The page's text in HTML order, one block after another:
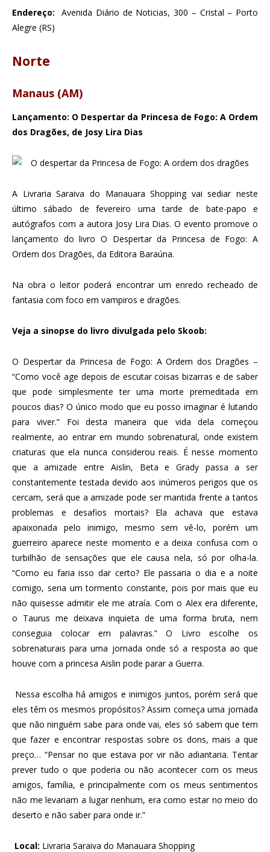
Endereço: Avenida Diário de Noticias, 300 – Cristal – Porto
Alegre (RS)
Norte
Manaus (AM)
Lançamento: O Despertar da Princesa de Fogo: A Ordem
dos Dragões, de Josy Lira Dias
A Livraria Saraiva do Manauara Shopping vai sediar neste
último sábado de fevereiro uma tarde de bate-papo e
autógrafos com a autora Josy Lira Dias. O evento promove o
lançamento do livro O Despertar da Princesa de Fogo: A
Ordem dos Dragões, da Editora Baraúna.
Na obra o leitor poderá encontrar um enredo recheado de
fantasia com foco em vampiros e dragões.
Veja a sinopse do livro divulgada pelo Skoob:
O Despertar da Princesa de Fogo: A Ordem dos Dragões –
“Como você age depois de escutar coisas bizarras e de saber
que pode simplesmente ter uma morte premeditada em
poucos dias? O único modo que eu posso imaginar é lutando
para viver.” Foi desta maneira que vida dela começou
realmente, ao entrar em mundo sobrenatural, onde existem
criaturas que ela nunca considerou reais. É nesse momento
que a amizade entre Aislin, Beta e Grady passa a ser
constantemente testada devido aos inúmeros perigos que os
cercam, será que a amizade pode ser mantida frente a tantos
problemas e desafios mortais? Ela achava que estava
apaixonada pelo inimigo, mesmo sem vê-lo, porém um
guerreiro aparece neste momento e a deixa confusa com o
turbilhão de sensações que ele causa nela, só por olha-la.
“Como eu faria isso dar certo? Ele passaria o dia e a noite
comigo, seria um tormento constante, pois por mais que eu
não quisesse admitir ele me atraía. Com o Alex era diferente,
o Taurus me deixava inquieta de uma forma bruta, nem
conseguia colocar em palavras.” O Livro escolhe os
sobrenaturais para uma jornada onde só a resposta ao que
houve com a princesa Aislin pode parar a Guerra.
Nessa escolha há amigos e inimigos juntos, porém será que
eles têm os mesmos propósitos? Assim começa uma jornada
que não ninguém sabe para onde vai, eles só sabem que tem
que fazer e encontrar respostas sobre os dons, mais a que
preço… “Pensar no que estava por vir não adiantaria. Tentar
prever tudo o que poderia ou não acontecer com os meus
amigos, família, e principalmente com os meus sentimentos
não me levariam a lugar nenhum, era como estar no meio do
deserto e não saber para onde ir.”
Local: Livraria Saraiva do Manauara Shopping